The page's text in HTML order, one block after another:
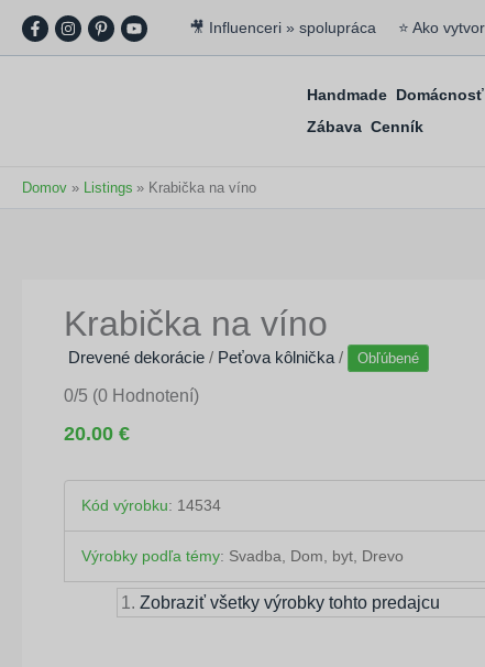
🎥 Influenceri » spolupráca ⭐ Ako
Handmade
Zábava Cenník
Domov Listings Krabička na víno
Krabička na víno
Drevené dekorácie / Peťova kôlnička / Obľúbené
0/5 (0 Hodnotení)
20.00 €
Kód výrobku: 14534
Výrobky podľa témy: Svadba, Dom, byt, Drevo
Zobraziť všetky výrobky tohto predajcu